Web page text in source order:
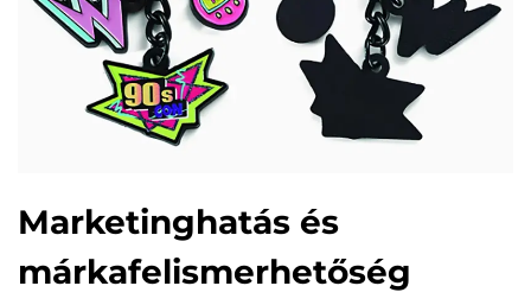
Marketinghatás és
márkafelismerhetőség